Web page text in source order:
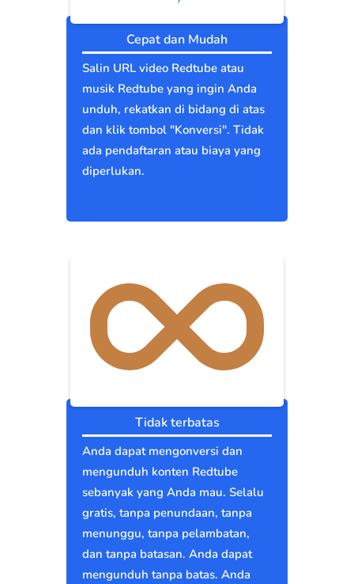
Cepat dan Mudah
Salin URL video Redtube atau
musik Redtube yang ingin Anda
unduh, rekatkan di bidang di atas
dan klik tombol "Konversi". Tidak
ada pendaftaran atau biaya yang
diperlukan.
Tidak terbatas
Anda dapat mengonversi dan
mengunduh konten Redtube
sebanyak yang Anda mau. Selalu
gratis, tanpa penundaan, tanpa
menunggu, tanpa pelambatan,
dan tanpa batasan. Anda dapat
mengunduh tanpa batas. Anda